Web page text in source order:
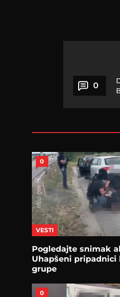
0
0
VESTI
Pogledajte snimak
Uhapšeni
grupe
0